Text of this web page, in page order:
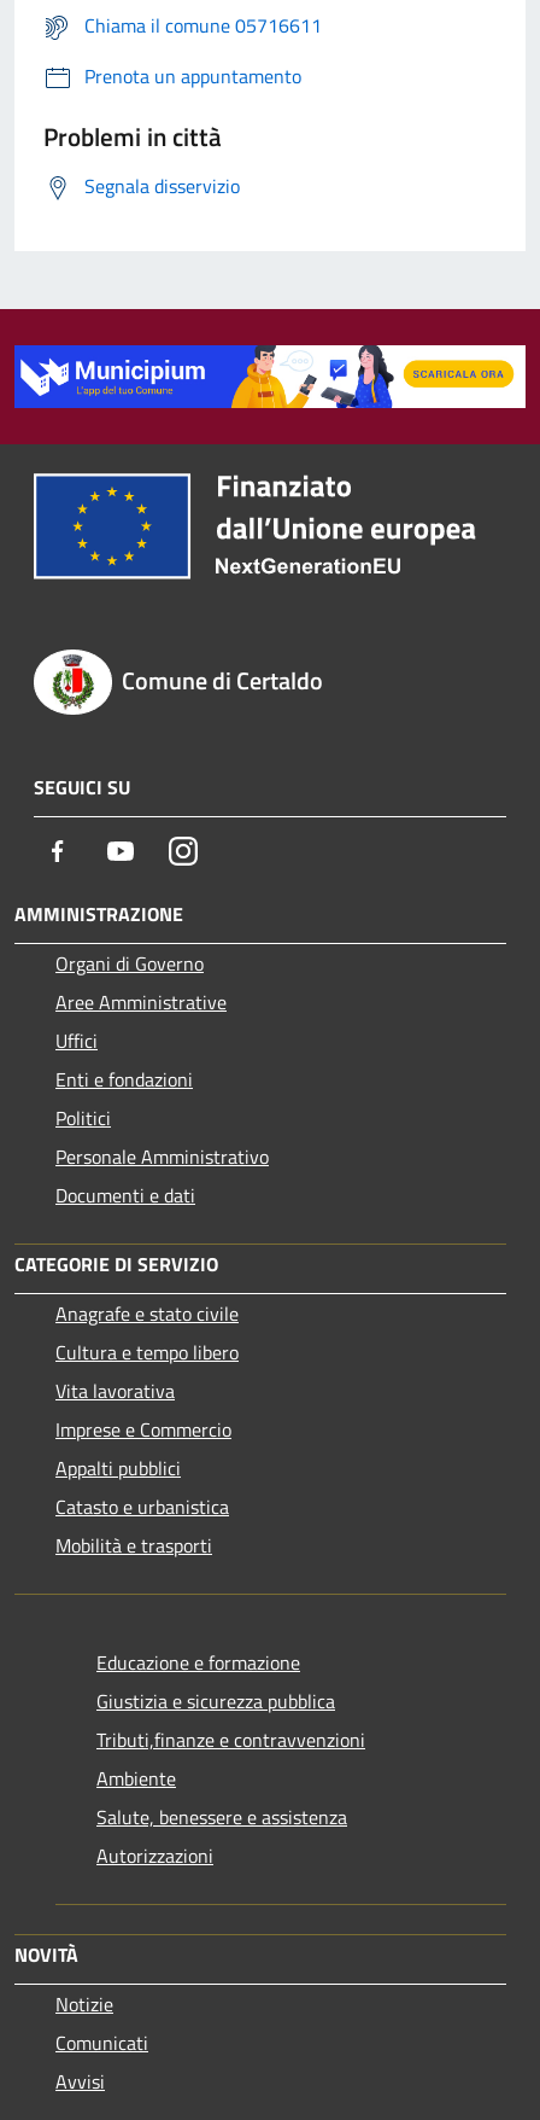
Chiama il comune 05716611
Prenota un appuntamento
Problemi in città
Segnala disservizio
Comune di Certaldo
SEGUICI SU
Facebook YoutubeInstagram
AMMINISTRAZIONE
Organi di Governo
Aree Amministrative
Uffici
Enti e fondazioni
Politici
Personale Amministrativo
Documenti e dati
CATEGORIE DI SERVIZIO
Anagrafe e stato civile
Cultura e tempo libero
Vita lavorativa
Imprese e Commercio
Appalti pubblici
Catasto e urbanistica
Mobilità e trasporti
Educazione e formazione
Giustizia e sicurezza pubblica
Tributi,finanze e contravvenzioni
Ambiente
Salute, benessere e assistenza
Autorizzazioni
NOVITÀ
Notizie
Comunicati
Avvisi